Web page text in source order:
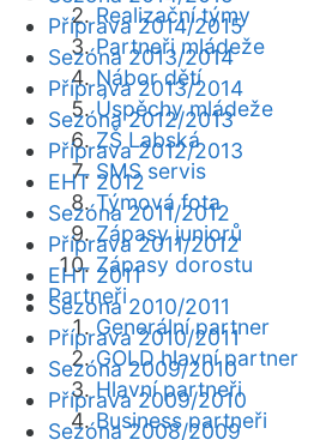
Realizační týmy
Partneři mládeže
Nábor dětí
Úspěchy mládeže
ZŠ Labská
SMS servis
Týmová fota
Zápasy juniorů
Zápasy dorostu
Partneři
Generální partner
GOLD hlavní partner
Hlavní partneři
Business partneři
Příprava 2014/2015
Sezóna 2013/2014
Příprava 2013/2014
Sezóna 2012/2013
Příprava 2012/2013
EHT 2012
Sezóna 2011/2012
Příprava 2011/2012
EHT 2011
Sezóna 2010/2011
Příprava 2010/2011
Sezóna 2009/2010
Příprava 2009/2010
Sezóna 2008/2009